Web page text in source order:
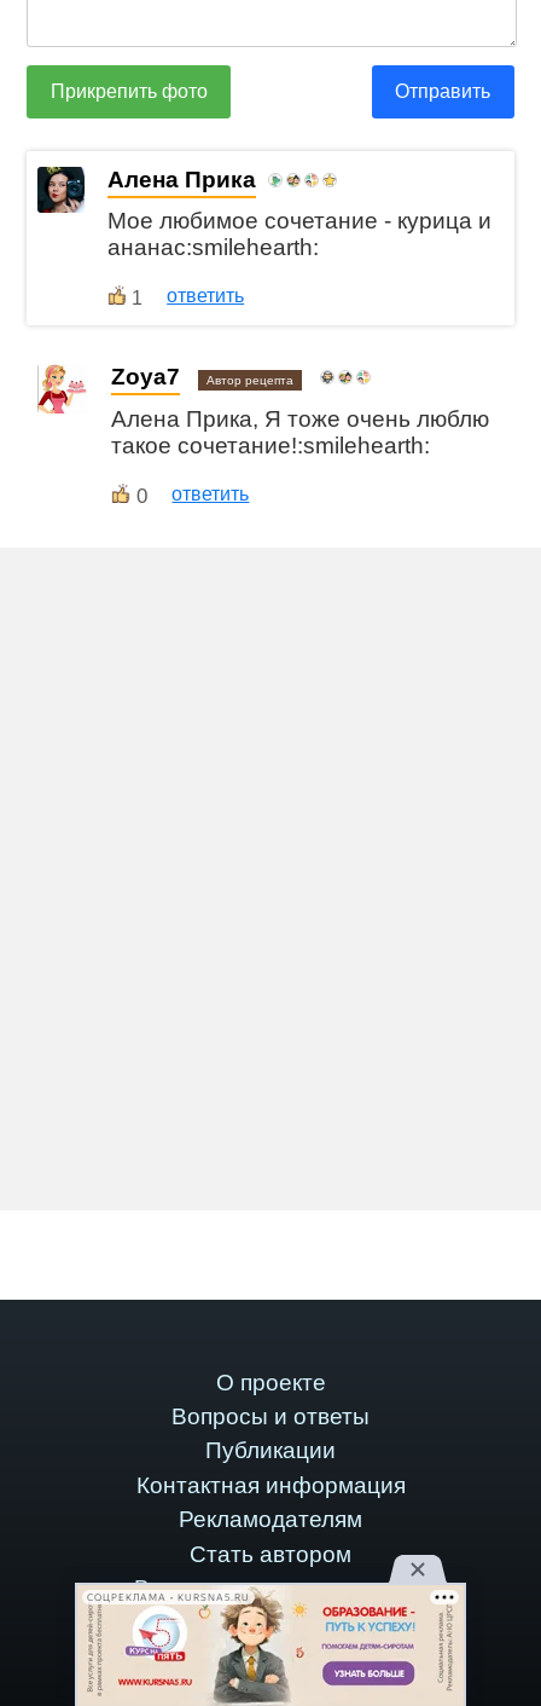
Прикрепить фото Отправить
Алена Прика
Мое любимое сочетание - курица и
ананас:smilehearth:
1 ответить
Zoya7 Автор рецепта
Алена Прика, Я тоже очень люблю
такое сочетание!:smilehearth:
0 ответить
О проекте
Вопросы и ответы
Публикации
Контактная информация
Рекламодателям
Стать автором
Версия для компьютеров
СОЦРЕКЛАМА • KURSNA5.RU